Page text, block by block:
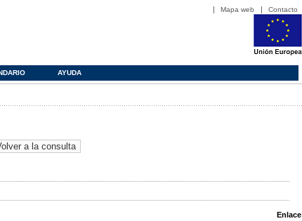
Mapa web Contacto
AYUDA
Enlace